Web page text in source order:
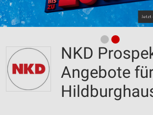
NKD
Angebote